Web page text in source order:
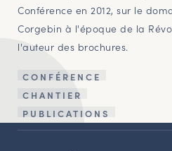
Conférence en 2012, sur le
Corgebin à l'époque de la
l'auteur des brochures.
CONFÉRENCE
CHANTIER
PUBLICATIONS